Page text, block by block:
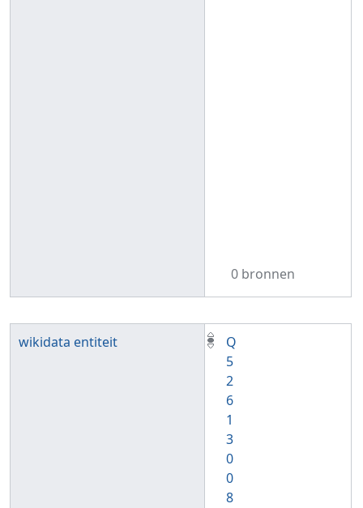
0 bronnen
wikidata entiteit
Q
5
2
6
1
3
0
0
8